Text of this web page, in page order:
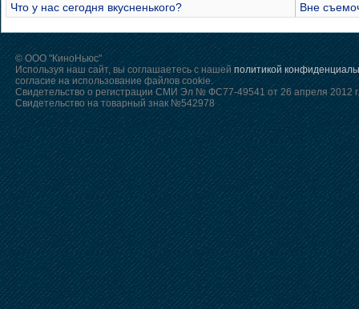
Что у нас сегодня вкусненького?
Вне
© ООО "КиноНьюс"
Используя наш сайт, вы соглашаетесь с нашей политикой
согласие на использование файлов cookie.
Свидетельство о регистрации СМИ Эл № ФС77-49541 от 26 апреля 2012 г.
Свидетельство на товарный знак №542978